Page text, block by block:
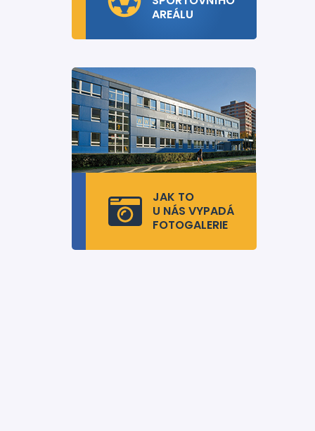
AREÁLU
JAK TO
U NÁS VYPADÁ
FOTOGALERIE